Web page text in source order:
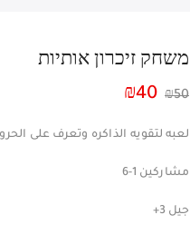
משחק זיכרון אותיות
₪50
₪40
لعبه لتقويه الذاكره وتعرف على
مشاركين 1-6
جيل 3+